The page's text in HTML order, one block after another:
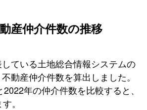
産仲介件数の推移
ている土地総合情報システムの
動産仲介件数を算出しました。
年の仲介件数を比較すると、
。